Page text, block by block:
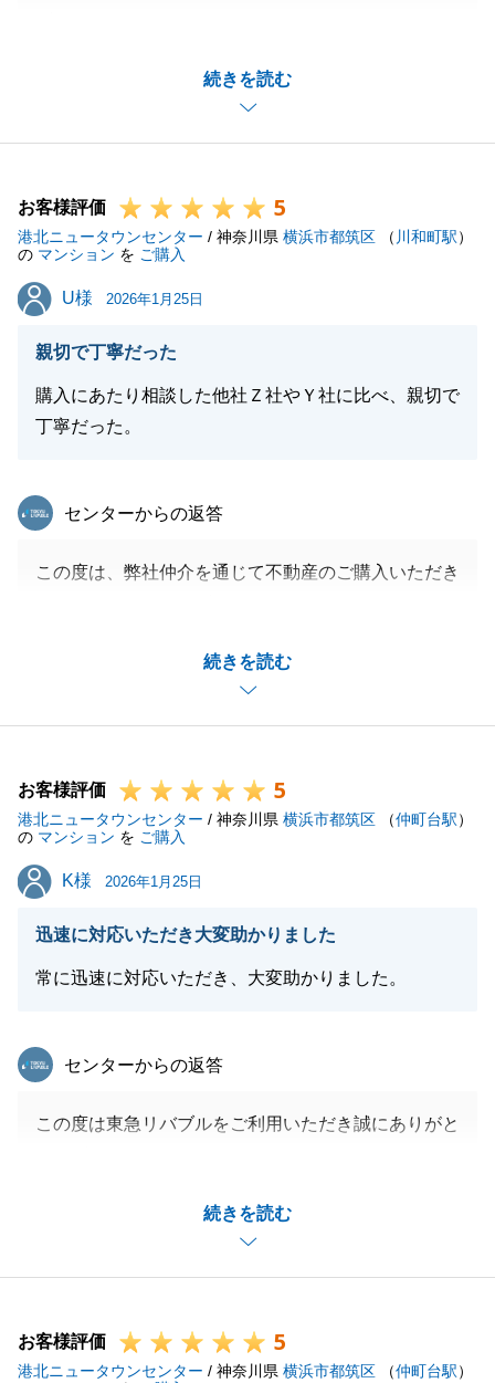
続きを読む
最近はインターネットからの手続きが多くなってお
り、ご不便をおかけいたしました。
様々な方法でお手続きを行えますように工夫をしてい
そのような中でもＷ様にお手続きを行って頂けた為、
全体を通して大変スムーズに進めていくことが出来ま
した。
今後とも宜しくお願いいたします。
閉じる
お客様評価 5
港北ニュータウンセンター / 神奈川県 横浜市都筑区 （ 川和町駅）
の マンション を ご購入
U様
U様 2026年1月25日
親切で丁寧だった
購入にあたり相談した他社Ｚ社やＹ社に比べ、親切で
丁寧だった。
続きを読む
東急リバブル
センターからの返答
この度は、弊社仲介を通じて不動産のご購入いただき
来たこと大変うれしく思います。
また、お忙しい中にも関わらず我々からのご依頼事項
にも迅速にご対応いただいたこと重ねてお礼申し上げ
お庭も広いお部屋でございますので、U様のご趣味で
あるガーデニングも更に捗るかと思いますので是非ご
活用いただけましたらと思います。
今後とも、ご質問やご不明な点等ございましたらお気
お客様評価 5
港北ニュータウンセンター / 神奈川県 横浜市都筑区 （仲町台駅）
の マンション を ご購入
K様
K様 2026年1月25日
迅速に対応いただき大変助かりました
常に迅速に対応いただき、大変助かりました。
続きを読む
東急リバブル
センターからの返答
この度は東急リバブルをご利用いただき誠にありがと
無事に最後まで進めることができました。
改めてありがとうございました。
新居での生活が、素晴らしいものになるようお手対を
今後とも何卒よろしくお願いいたします。
お客様評価 5
港北ニュータウンセンター / 神奈川県 横浜市都筑区 （仲町台駅）